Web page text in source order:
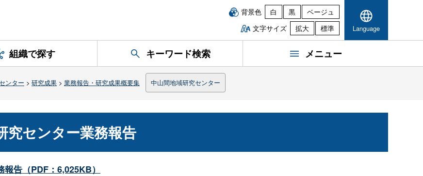
背景色 白 黒
ベージュ
文字サイズ
拡大 標準 Language
組織で探す キーワード検索 メニュー
ンター > 研究成果 > 業務報告・研究成果概要集 中山間地域研究センター
究センター業務報告
告（PDF：6,025KB）